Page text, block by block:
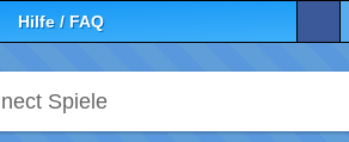
Hilfe / FAQ